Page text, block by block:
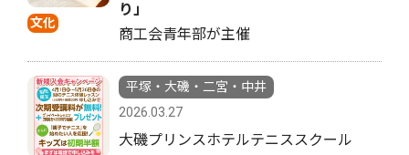
文化
り」
商工会青年部が主催
平塚・大磯・二宮・中井
2026.03.27
大磯プリンスホテルテニススクール